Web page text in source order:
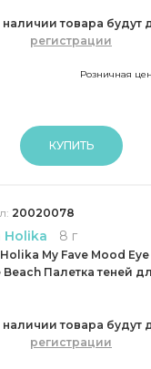
товара будут
регистрации
Розничная
КУПИТЬ
20020078
Holika 8 г
My Fave Mood Eye
Beach Палетка теней
товара будут
регистрации